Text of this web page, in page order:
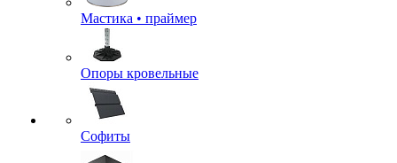
Мастика • праймер
Опоры кровельные
Софиты